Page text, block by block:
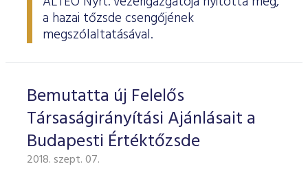
a hazai tőzsde csengőjének
megszólaltatásával.
Bemutatta új Felelős
Társaságirányítási Ajánlásait a
Budapesti Értéktőzsde
2018. szept. 07.